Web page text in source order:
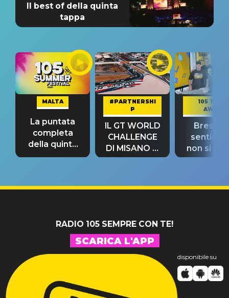
Il best of della quinta
tappa
MALTA
La puntata
completa
della quinta
tappa
#PARTNERSHI
P
IL GT WORLD
CHALLENGE
DI MISANO si
riconferma
105 TAKE
AWAY
Bresh:
non si
fino alla
RADIO 105 SEMPRE CON TE!
SCARICA L'APP
disponibile su